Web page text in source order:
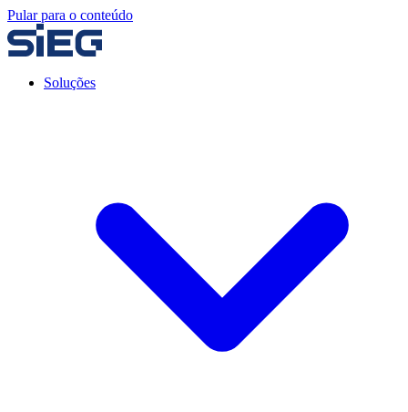
Pular para o conteúdo
Soluções